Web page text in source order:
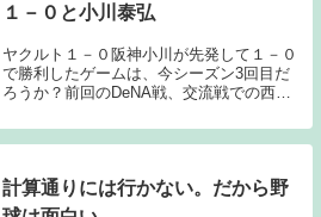
１－０と小川泰弘
ヤクルト１－０阪神小川が先発して１－０
で勝利したゲームは、今シーズン3回目だ
ろうか？前回のDeNA戦、交流戦での西武
のだが、今日は相手のミスが絡んだ中で奪
った1点を守ってみせた。打線が打てない
計算通りには行かない。だから野